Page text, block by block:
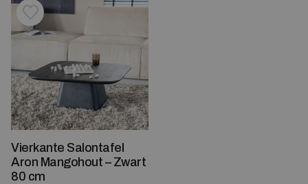
Toevoegen aan verlanglijstje
Verwijderen van verlanglijst
Vierkante Salontafel
Aron Mangohout – Zwart
80 cm